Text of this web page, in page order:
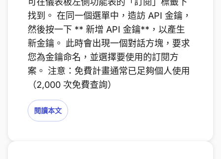
找到。 在同一個選單中，造訪 API 金鑰，
然後按一下 ** 新增 API 金鑰**，以產生
新金鑰。 此時會出現一個對話方塊，要求
您為金鑰命名，並選擇要使用的訂閱方
案。 注意：免費計畫通常已足夠個人使用
（2,000 次免費查詢）
閱讀本文